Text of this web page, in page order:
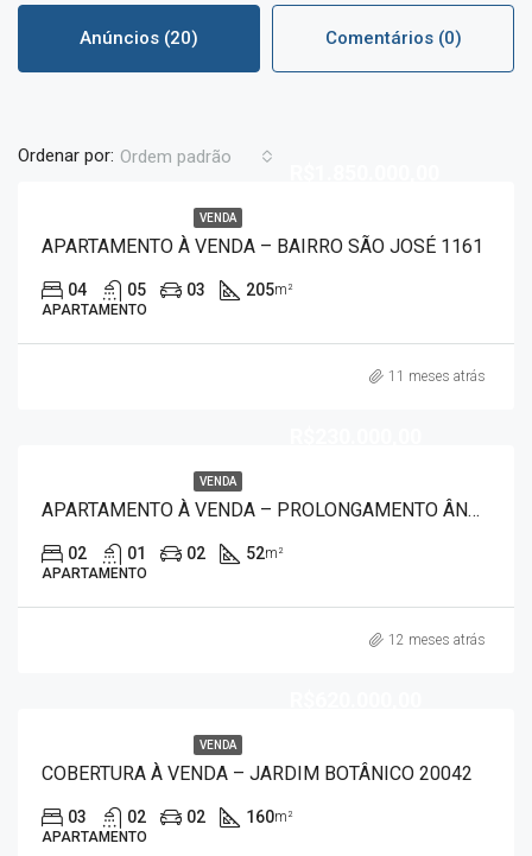
Anúncios (20) Comentários (0)
Ordenar por: Ordem padrão
VENDA
APARTAMENTO À VENDA – BAIRRO SÃO JOSÉ 1161
04 05 03 205m²
APARTAMENTO
11 meses atrás
VENDA
APARTAMENTO À VENDA – PROLONGAMENTO ÂNGELA ROSA 20070
02 01 02 52m²
APARTAMENTO
12 meses atrás
VENDA
COBERTURA À VENDA – JARDIM BOTÂNICO 20042
03 02 02 160m²
APARTAMENTO